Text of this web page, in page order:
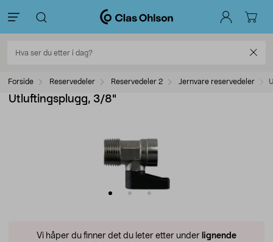
Forside Reservedeler Reservedeler 2 Jernvare reservedeler
Utluftingsplugg, 3/8"
Vi håper du finner det du leter etter under lignende